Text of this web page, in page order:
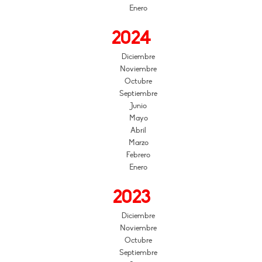
Enero
2024
Diciembre
Noviembre
Octubre
Septiembre
Junio
Mayo
Abril
Marzo
Febrero
Enero
2023
Diciembre
Noviembre
Octubre
Septiembre